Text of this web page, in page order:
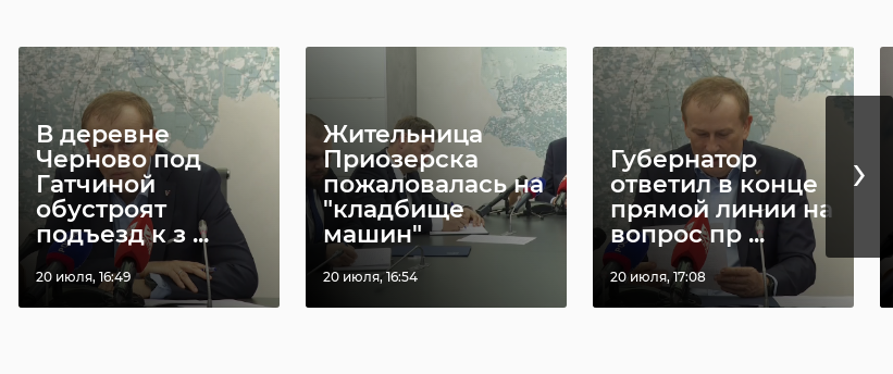
В деревне
Черново под
Гатчиной
обустроят
подъезд к з ...
20 июля, 16:49
Жительница
Приозерска
пожаловалась на
"кладбище
машин"
20 июля, 16:54
Губернатор
ответил в конце
прямой линии на
вопрос пр ...
20 июля, 17:08
›